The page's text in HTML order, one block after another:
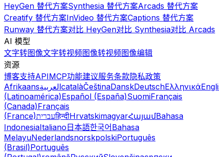
HeyGen 替代方案Synthesia 替代方案Arcads 替代方案
Creatify 替代方案InVideo 替代方案Captions 替代方案
Runway 替代方案对比 HeyGen对比 Synthesia对比 Arcads
AI 模型
文字转图像文字转视频图像转视频图像编辑
资源
博客支持APIMCP功能建议服务条款隐私政策
AfrikaansالعربيةcatalàČeštinaDanskDeutschΕλληνικά
(Latinoamérica)Español (España)SuomiFrançais
(Canada)Français
(France)עבריתहिन्दीHrvatskimagyarՀայամBahasa
IndonesiaItaliano 日本語한국어 Bahasa
MelayuNederlandsnorskpolskiPortuguês
(Brasil)Português